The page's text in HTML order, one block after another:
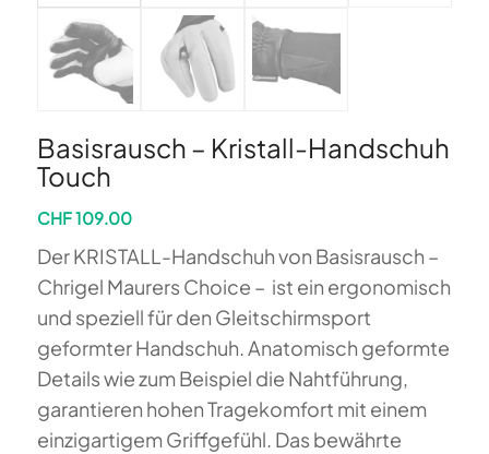
Basisrausch – Kristall-Handschuh
Touch
CHF109.00
Der KRISTALL-Handschuh von Basisrausch –
Chrigel Maurers Choice – ist ein ergonomisch
und speziell für den Gleitschirmsport
geformter Handschuh. Anatomisch geformte
Details wie zum Beispiel die Nahtführung,
garantieren hohen Tragekomfort mit einem
einzigartigem Griffgefühl. Das bewährte